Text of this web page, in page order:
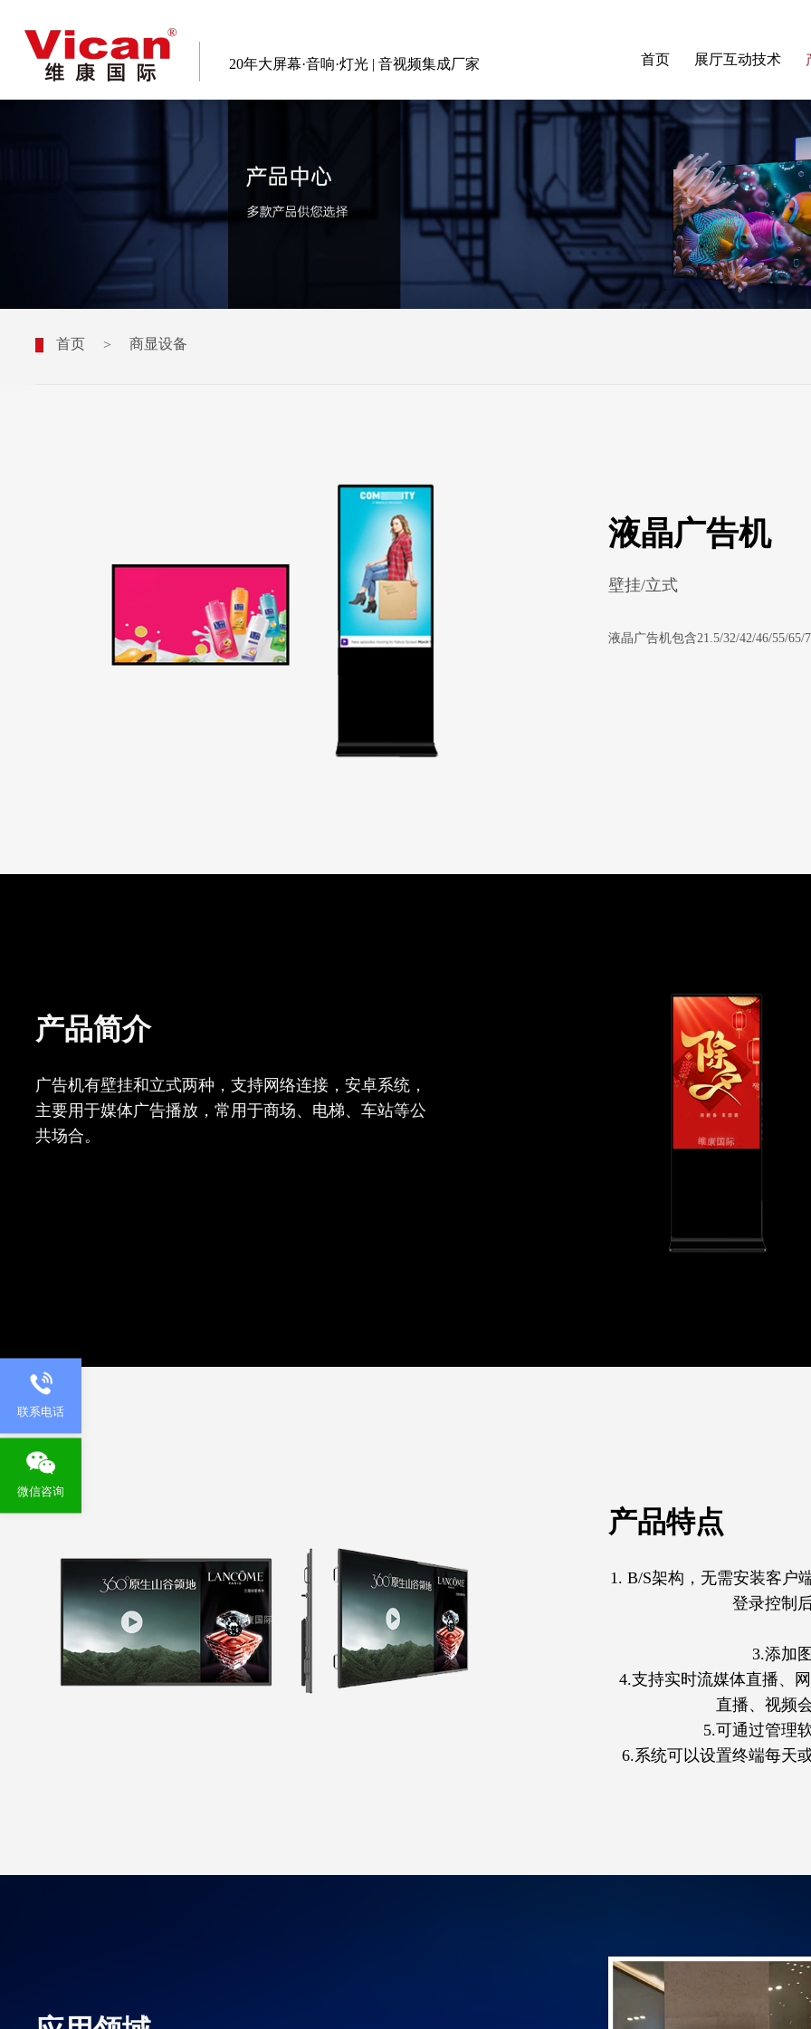
20年大屏幕·音响·灯光 | 音视频集成厂家 首页 展厅互动技术
首页 > 商显设备
液晶广告机
壁挂/立式
液晶广告机包含21.5/32/42/46/55/65/
产品简介
广告机有壁挂和立式两种，支持网络连接，安卓系统，
主要用于媒体广告播放，常用于商场、电梯、车站等公
共场合。
产品特点
1. B/S架构，无需安装客户
登录控制
3.添加
4.支持实时流媒体直播、
直播、视频
5.可通过管理
6.系统可以设置终端每天
联系电话
微信咨询